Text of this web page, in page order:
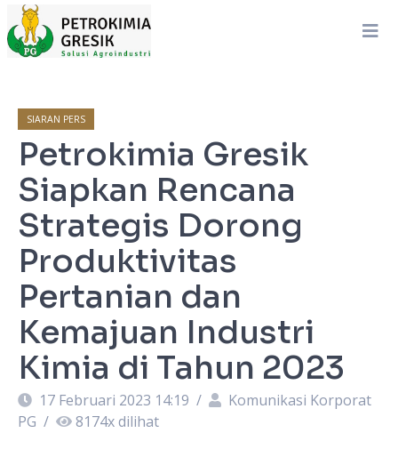
SIARAN PERS
Petrokimia Gresik
Siapkan Rencana
Strategis Dorong
Produktivitas
Pertanian dan
Kemajuan Industri
Kimia di Tahun 2023
17 Februari 2023 14:19 /
Komunikasi Korporat
PG / 8174x dilihat